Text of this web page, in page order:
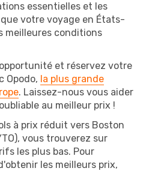
essentielles et les
votre voyage en États-
meilleures conditions
et réservez votre
Opodo, la plus grande
. Laissez-nous vous aider
au meilleur prix !
à prix réduit vers Boston
vous trouverez sur
les plus bas. Pour
les meilleurs prix,